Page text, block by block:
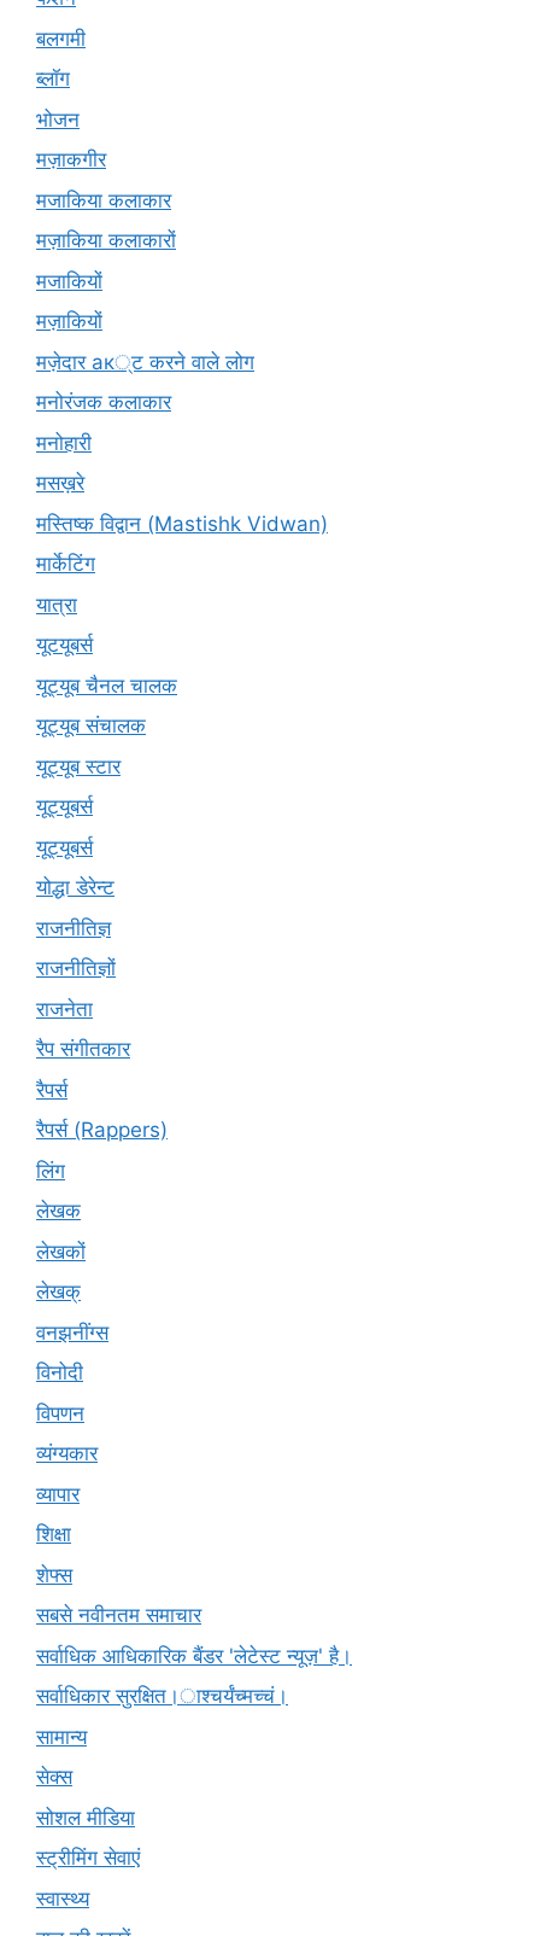
बलगमी
ब्लॉग
भोजन
मज़ाकगीर
मजाकिया कलाकार
मज़ाकिया कलाकारों
मजाकियों
मज़ाकियों
मज़ेदार ак्ट करने वाले लोग
मनोरंजक कलाकार
मनोहारी
मसख़रे
मस्तिष्क विद्वान (Mastishk Vidwan)
मार्केटिंग
यात्रा
यूटयूबर्स
यूट्यूब चैनल चालक
यूट्यूब संचालक
यूट्यूब स्टार
यूट्यूबर्स
यूट्‍यूबर्स
योद्धा डेरेन्ट
राजनीतिज्ञ
राजनीतिज्ञों
राजनेता
रैप संगीतकार
रैपर्स
रैपर्स (Rappers)
लिंग
लेखक
लेखकों
लेखक्
वनझनींग्स
विनोदी
विपणन
व्यंग्यकार
व्यापार
शिक्षा
शेफ्स
सबसे नवीनतम समाचार
सर्वाधिक आधिकारिक बैंडर 'लेटेस्ट न्यूज़' है।
सर्वाधिकार सुरक्षित।ाश्चर्यंच्मच्चं।
सामान्य
सेक्स
सोशल मीडिया
स्ट्रीमिंग सेवाएं
स्वास्थ्य